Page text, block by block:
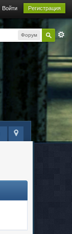
Войти Регистрация
Форум